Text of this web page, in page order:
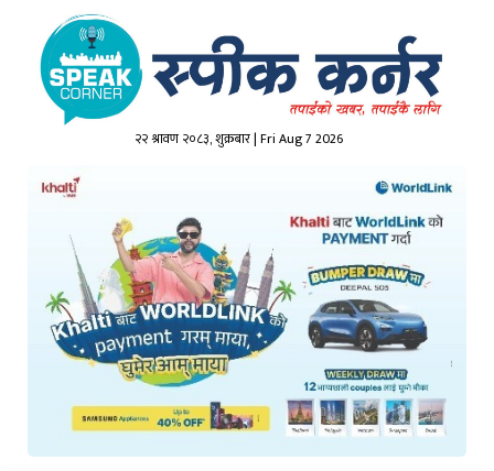
२२ श्रावण २०८३, शुक्रबार | Fri Aug 7 2026